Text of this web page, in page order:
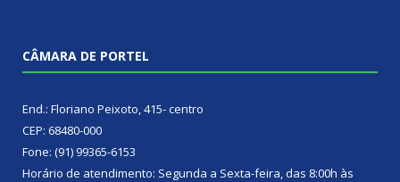
CÂMARA DE PORTEL
End.: Floriano Peixoto, 415- centro
CEP: 68480-000
Fone: (91) 99365-6153
Horário de atendimento: Segunda a Sexta-feira, das 8:00h às